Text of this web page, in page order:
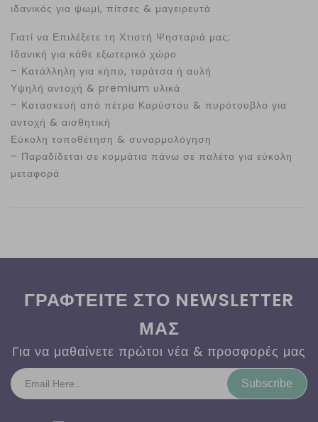
ιδανικός για ψωμί, πίτσες & μαγειρευτά
Γιατί να Επιλέξετε τη Χτιστή Ψησταριά μας;
Ιδανική για κάθε εξωτερικό χώρο
– Κατάλληλη για κήπο, ταράτσα ή αυλή
Υψηλή αντοχή & premium υλικά
– Κατασκευή από πέτρα Καρύστου & πυρότουβλο για
αντοχή & αισθητική
Εύκολη τοποθέτηση & συναρμολόγηση
– Παραδίδεται σε κομμάτια πάνω σε παλέτα για εύκολη
μεταφορά
ΓΡΑΦΤΕΙΤΕ ΣΤΟ NEWSLETTER
ΜΑΣ
Για να μαθαίνετε πρώτοι νέα & προσφορές μας
Subscribe